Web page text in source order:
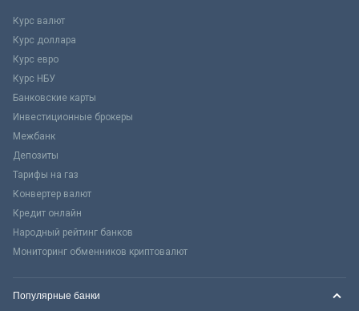
Курс валют
Курс доллара
Курс евро
Курс НБУ
Банковские карты
Инвестиционные брокеры
Межбанк
Депозиты
Тарифы на газ
Конвертер валют
Кредит онлайн
Народный рейтинг банков
Мониторинг обменников криптовалют
Популярные банки